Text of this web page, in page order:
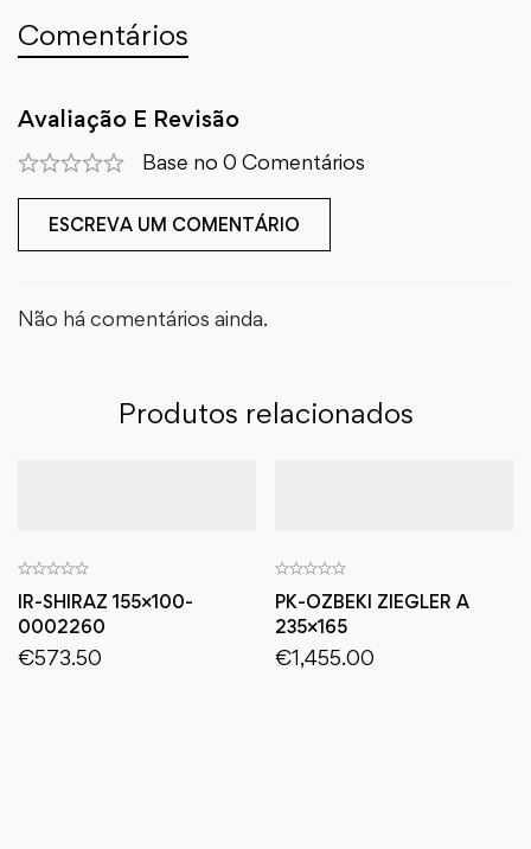
Comentários
Avaliação E Revisão
Base no 0 Comentários
ESCREVA UM COMENTÁRIO
Não há comentários ainda.
Produtos relacionados
IR-SHIRAZ 155×100-
0002260
€573.50
PK-OZBEKI ZIEGLER A
235×165
€1,455.00